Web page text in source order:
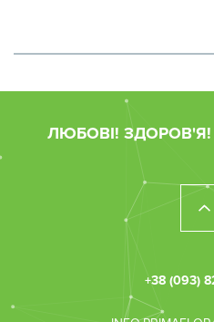
ЛЮБОВІ!
+38 (093)